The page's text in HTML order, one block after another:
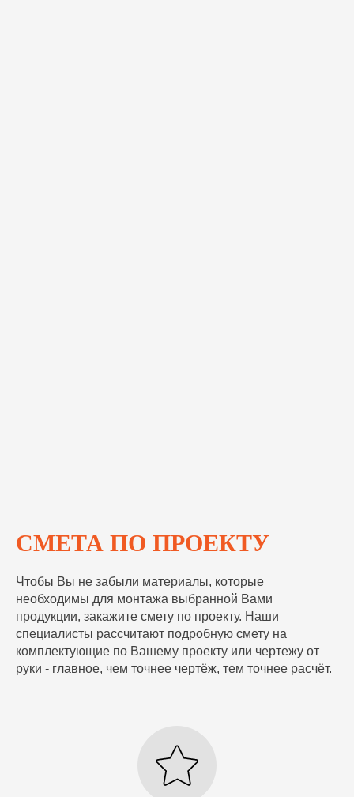
СМЕТА ПО ПРОЕКТУ
Чтобы Вы не забыли материалы, которые
необходимы для монтажа выбранной Вами
продукции, закажите смету по проекту. Наши
специалисты рассчитают подробную смету на
комплектующие по Вашему проекту или чертежу от
руки - главное, чем точнее чертёж, тем точнее расчёт.